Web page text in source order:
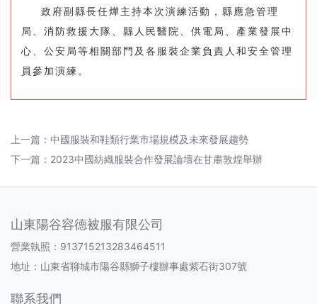
政府副縣長任燁主持本次演練活動，縣應急管理
局、消防救援大隊、縣人民醫院、供電局、產業發展中
心、公安局等相關部門及各服裝企業負責人和安全管理
員參加演練。
上一篇： 中國服裝和鞋類行業市場規模及未來發展趨勢
下一篇： 2023中國紡織服裝合作發展論壇在甘肅敦煌舉辦
山東陽谷容德被服有限公司
營業執照：913715213283464511
地址：山東省聊城市陽谷縣獅子樓辦事處紫石街307號
聯系我們